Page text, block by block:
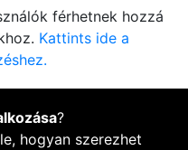
férhetnek hozzá
Kattints ide a
?
hogyan szerezhet